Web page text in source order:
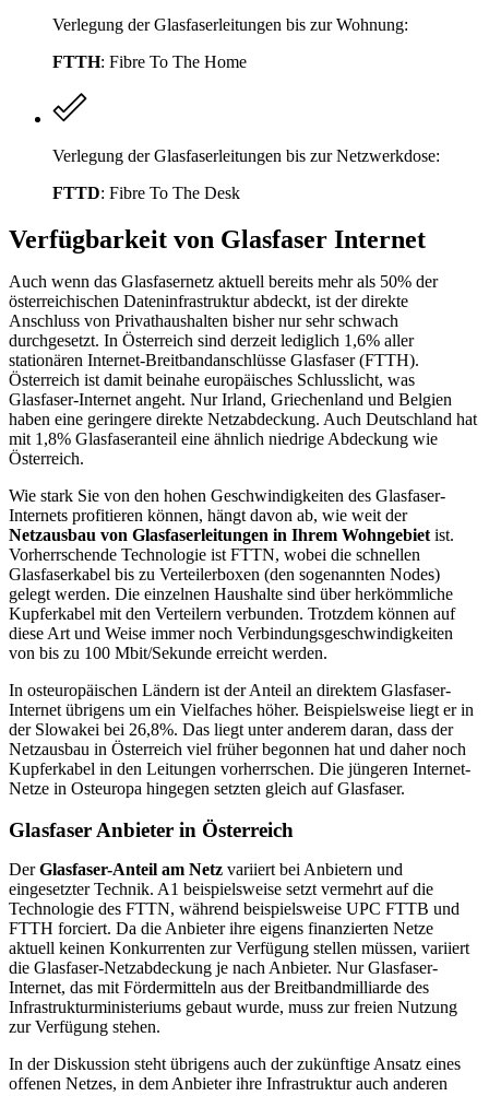
Verlegung der Glasfaserleitungen bis zur Wohnung:
FTTH: Fibre To The Home
Verlegung der Glasfaserleitungen bis zur Netzwerkdose:
FTTD: Fibre To The Desk
Verfügbarkeit von Glasfaser Internet
Auch wenn das Glasfasernetz aktuell bereits mehr als 50% der
österreichischen Dateninfrastruktur abdeckt, ist der direkte
Anschluss von Privathaushalten bisher nur sehr schwach
durchgesetzt. In Österreich sind derzeit lediglich 1,6% aller
stationären Internet-Breitbandanschlüsse Glasfaser (FTTH).
Österreich ist damit beinahe europäisches Schlusslicht, was
Glasfaser-Internet angeht. Nur Irland, Griechenland und Belgien
haben eine geringere direkte Netzabdeckung. Auch Deutschland hat
mit 1,8% Glasfaseranteil eine ähnlich niedrige Abdeckung wie
Österreich.
Wie stark Sie von den hohen Geschwindigkeiten des Glasfaser-
Internets profitieren können, hängt davon ab, wie weit der
Netzausbau von Glasfaserleitungen in Ihrem Wohngebiet ist.
Vorherrschende Technologie ist FTTN, wobei die schnellen
Glasfaserkabel bis zu Verteilerboxen (den sogenannten Nodes)
gelegt werden. Die einzelnen Haushalte sind über herkömmliche
Kupferkabel mit den Verteilern verbunden. Trotzdem können auf
diese Art und Weise immer noch Verbindungsgeschwindigkeiten
von bis zu 100 Mbit/Sekunde erreicht werden.
In osteuropäischen Ländern ist der Anteil an direktem Glasfaser-
Internet übrigens um ein Vielfaches höher. Beispielsweise liegt er in
der Slowakei bei 26,8%. Das liegt unter anderem daran, dass der
Netzausbau in Österreich viel früher begonnen hat und daher noch
Kupferkabel in den Leitungen vorherrschen. Die jüngeren Internet-
Netze in Osteuropa hingegen setzten gleich auf Glasfaser.
Glasfaser Anbieter in Österreich
DerGlasfaser-Anteil am Netz variiert bei Anbietern und
eingesetzter Technik. A1 beispielsweise setzt vermehrt auf die
Technologie des FTTN, während beispielsweise UPC FTTB und
FTTH forciert. Da die Anbieter ihre eigens finanzierten Netze
aktuell keinen Konkurrenten zur Verfügung stellen müssen, variiert
die Glasfaser-Netzabdeckung je nach Anbieter. Nur Glasfaser-
Internet, das mit Fördermitteln aus der Breitbandmilliarde des
Infrastrukturministeriums gebaut wurde, muss zur freien Nutzung
zur Verfügung stehen.
In der Diskussion steht übrigens auch der zukünftige Ansatz eines
offenen Netzes, in dem Anbieter ihre Infrastruktur auch anderen